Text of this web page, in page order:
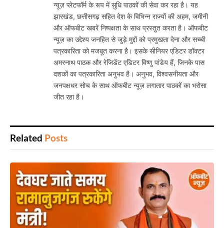
न्यूज़ प्लेटफॉर्म के रूप में सुधि पाठकों की सेवा कर रहा है। यह
झारखंड, छत्तीसगढ़ सहित देश के विभिन्न राज्यों की अहम, जमीनी
और ऑफबीट खबरें निष्पक्षता के साथ प्रस्तुत करता है। ऑफबीट
न्यूज़ का उद्देश्य जनहित से जुड़े मुद्दों को प्रमुखता देना और सच्ची
पत्रकारिता को मजबूत करना है। इसके सीनियर एडिटर डॉक्टर
अमरनाथ पाठक और रेजिडेंट एडिटर विष्णु पांडेय हैं, जिनके पास
दशकों का पत्रकारिता अनुभव है। अनुभव, विश्वसनीयता और
जनपक्षधर सोच के साथ ऑफबीट न्यूज़ लगातार पाठकों का भरोसा
जीत रहा है।
Related Posts